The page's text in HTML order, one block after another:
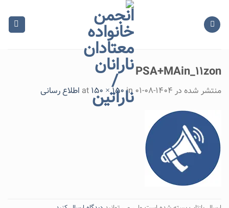
content
PSA+MAin_۱۱zon
منتشر شده در ۱۴۰۴-۰۸-۰۱ at
150 × 150in اطلاع رسانی